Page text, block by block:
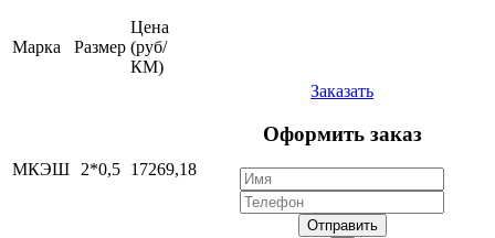
Марка Размер
Цена
(руб/
КМ)
МКЭШ 2*0,5 17269,18
Заказать
Оформить заказ
Отправить